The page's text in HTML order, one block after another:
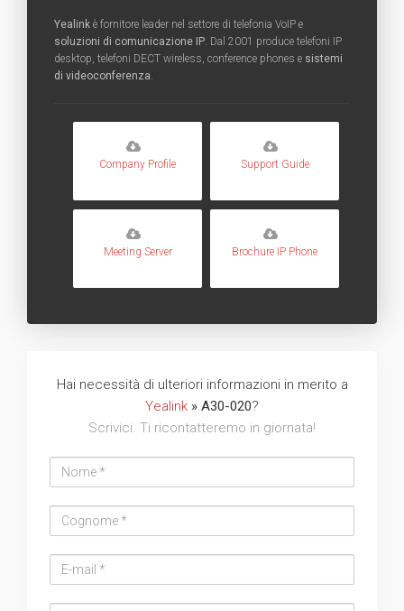
Yealink è fornitore leader nel settore di telefonia VoIP e
soluzioni di comunicazione IP. Dal 2001 produce telefoni IP
desktop, telefoni DECT wireless, conference phones e sistemi
di videoconferenza.
Company Profile Support Guide
Meeting Server Brochure IP Phone
Hai necessità di ulteriori informazioni in merito a
Yealink » A30-020?
Scrivici. Ti ricontatteremo in giornata!
address